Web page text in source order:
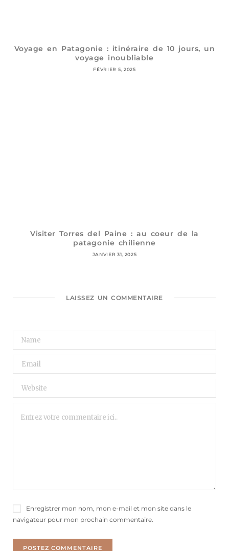
Voyage en Patagonie : itinéraire de 10 jours, un
voyage inoubliable
FÉVRIER 5, 2025
Visiter Torres del Paine : au coeur de la
patagonie chilienne
JANVIER 31, 2025
LAISSEZ UN COMMENTAIRE
Enregistrer mon nom, mon e-mail et mon site dans le
navigateur pour mon prochain commentaire.